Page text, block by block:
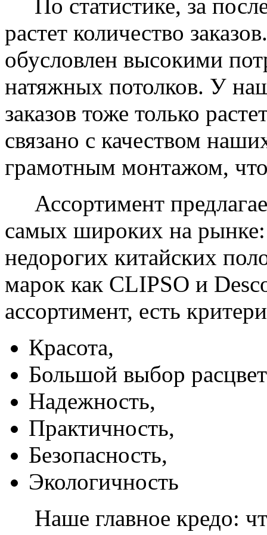
По статистике, за
растет количество
обусловлен высокими
натяжных потолков. У
заказов тоже только
связано с качеством
грамотным монтажом,
Ассортимент
самых широких на
недорогих китайских
марок как CLIPSO и
ассортимент, есть
Красота,
Большой выбор
Надежность,
Практичность,
Безопасность,
Экологичность
Наше главное кредо: